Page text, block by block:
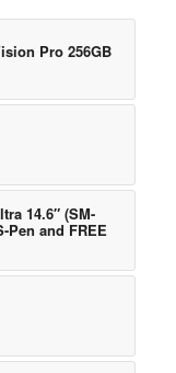
Pro 256GB
14.6″ (SM-
Pen and FREE